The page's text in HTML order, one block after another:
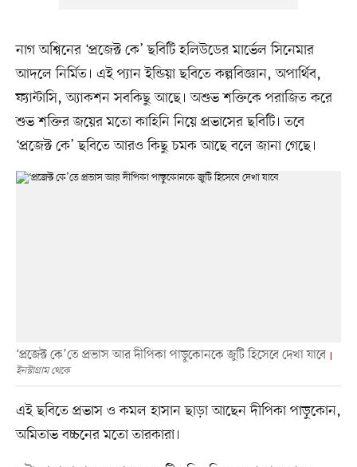
নাগ অশ্বিনের ‘প্রজেক্ট কে’ ছবিটি হলিউডের মার্ভেল সিনেমার
আদলে নির্মিত। এই প্যান ইন্ডিয়া ছবিতে কল্পবিজ্ঞান, অপার্থিব,
ফ্যান্টাসি, অ্যাকশন সবকিছু আছে। অশুভ শক্তিকে পরাজিত করে
শুভ শক্তির জয়ের মতো কাহিনি নিয়ে প্রভাসের ছবিটি। তবে
‘প্রজেক্ট কে’ ছবিতে আরও কিছু চমক আছে বলে জানা গেছে।
‘প্রজেক্ট কে’তে প্রভাস আর দীপিকা পাড়ুকোনকে জুটি হিসেবে দেখা যাবে
ইনস্টাগ্রাম থেকে
এই ছবিতে প্রভাস ও কমল হাসান ছাড়া আছেন দীপিকা পাড়ুকোন,
অমিতাভ বচ্চনের মতো তারকারা।